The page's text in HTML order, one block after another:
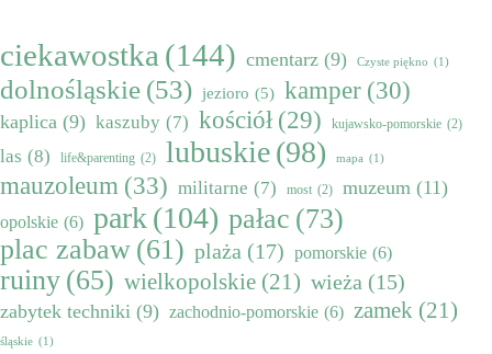
ciekawostka (144) cmentarz (9) Czyste piękno (1)
dolnośląskie (53) jezioro (5) kamper (30)
kaplica (9) kaszuby (7) kościół (29) kujawsko-pomorskie (2)
las (8) life&parenting (2) lubuskie(98) mapa (1)
mauzoleum (33) militarne (7) most (2) muzeum (11)
opolskie (6) park (104) pałac (73)
plac zabaw (61) plaża (17) pomorskie (6)
ruiny (65) wielkopolskie (21) wieża (15)
zabytek techniki (9) zachodnio-pomorskie (6) zamek (21)
śląskie (1)